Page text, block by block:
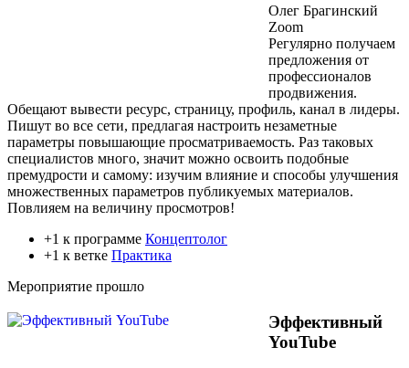
Олег Брагинский
Zoom
Регулярно получаем
предложения от
профессионалов
продвижения.
Обещают вывести ресурс, страницу, профиль, канал в лидеры.
Пишут во все сети, предлагая настроить незаметные
параметры повышающие просматриваемость. Раз таковых
специалистов много, значит можно освоить подобные
премудрости и самому: изучим влияние и способы улучшения
множественных параметров публикуемых материалов.
Повлияем на величину просмотров!
+1 к программе Концептолог
+1 к ветке Практика
Мероприятие прошло
Эффективный
YouTube